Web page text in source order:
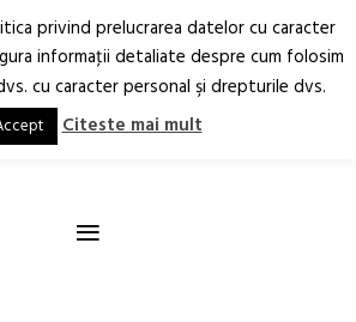
RO EN
≡
privind prelucrarea datelor cu caracter
informaţii detaliate despre cum folosim
cu caracter personal şi drepturile dvs.
Citeste mai mult